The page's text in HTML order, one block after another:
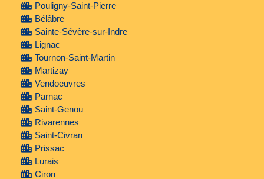
Pouligny-Saint-Pierre
Bélâbre
Sainte-Sévère-sur-Indre
Lignac
Tournon-Saint-Martin
Martizay
Vendoeuvres
Parnac
Saint-Genou
Rivarennes
Saint-Civran
Prissac
Lurais
Ciron